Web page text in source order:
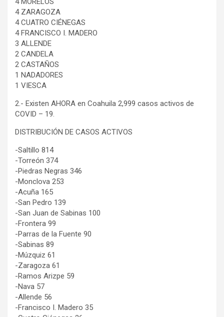
4 ZARAGOZA
4 CUATRO CIÉNEGAS
4 FRANCISCO I. MADERO
3 ALLENDE
2 CANDELA
2 CASTAÑOS
1 NADADORES
1 VIESCA
2.- Existen AHORA en Coahuila 2,999 casos activos de
COVID – 19.
DISTRIBUCIÓN DE CASOS ACTIVOS
-Saltillo 814
-Torreón 374
-Piedras Negras 346
-Monclova 253
-Acuña 165
-San Pedro 139
-San Juan de Sabinas 100
-Frontera 99
-Parras de la Fuente 90
-Sabinas 89
-Múzquiz 61
-Zaragoza 61
-Ramos Arizpe 59
-Nava 57
-Allende 56
-Francisco I. Madero 35